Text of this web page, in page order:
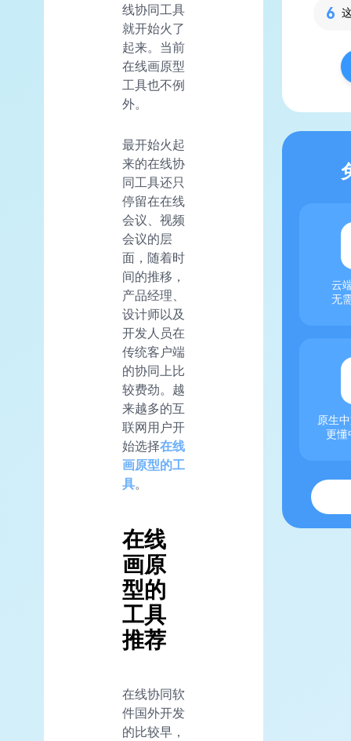
线协同工具
就开始火了
起来。当前
在线画原型
工具也不例
外。
最开始火起
来的在线协
同工具还只
停留在在线
会议、视频
会议的层
面，随着时
间的推移，
产品经理、
设计师以及
开发人员在
传统客户端
的协同上比
较费劲。越
来越多的互
联网用户开
始选择在线
画原型的工
具。
在线
画原
型的
工具
推荐
在线协同软
件国外开发
的比较早，
云
无
原生
更懂